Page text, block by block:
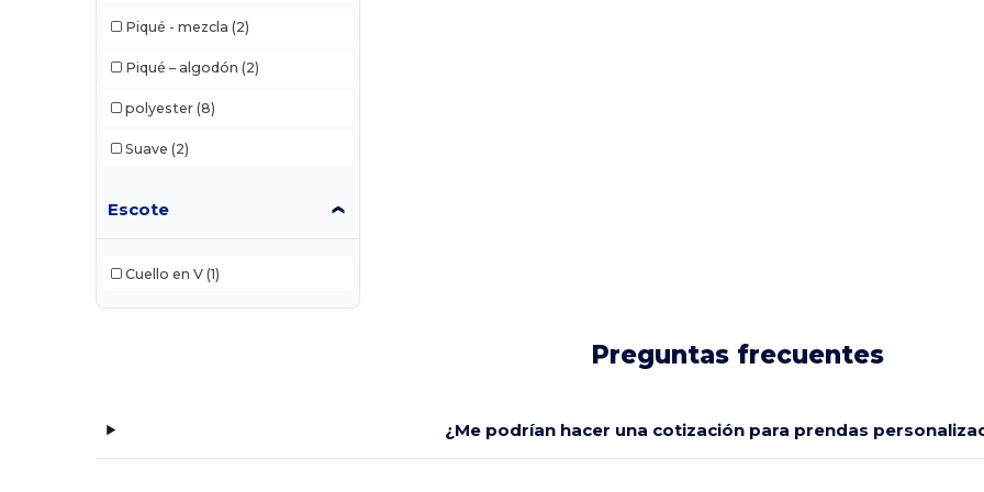
Piqué - mezcla (2)
Piqué – algodón (2)
polyester (8)
Suave (2)
Escote
Cuello en V (1)
Preguntas frecuentes
¿Me podrían hacer una cotización para prendas